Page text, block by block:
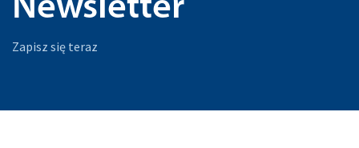
Newsletter
Zapisz się teraz